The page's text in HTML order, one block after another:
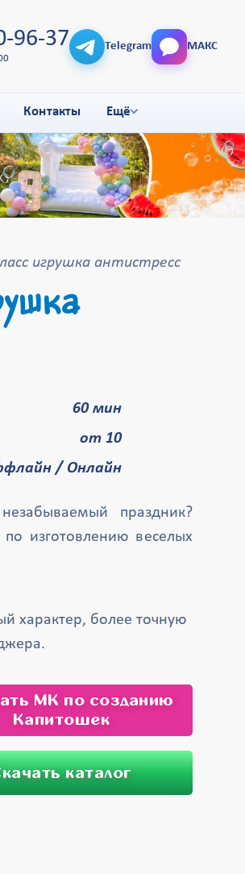
96-37 Telegram МАКС
Контакты Ещё
игрушка антистресс
60 мин
от 10
/ Онлайн
праздник?
изготовлению веселых
характер, более точную
МК по созданию
Капитошек
каталог